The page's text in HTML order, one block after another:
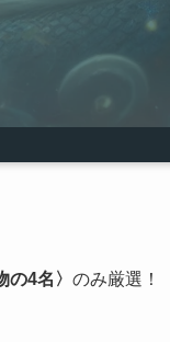
の4名〉 のみ厳選！